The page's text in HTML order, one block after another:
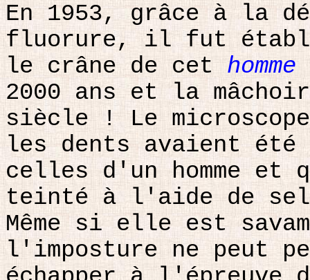
En 1953, grâce à la
fluorure, il fut
le crâne de cet
2000 ans et la
siècle ! Le
les dents avaient été
celles d'un homme et
teinté à l'aide de
Même si elle est
l'imposture ne peut